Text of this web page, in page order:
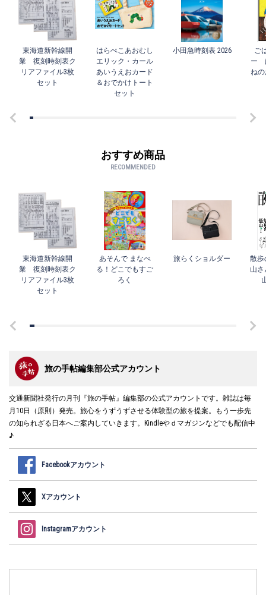
東海道新幹線開
業 復刻時刻表ク
リアファイル3枚
セット
はらぺこあおむし
エリック・カール
あいうえおカード
＆おでかけトート
セット
小田急時刻表 2026
ご
ー
ね
おすすめ商品
RECOMMENDED
東海道新幹線開
業 復刻時刻表ク
リアファイル3枚
セット
あそんで まなべ
る！どこでもすご
ろく
旅らくショルダー
散歩
山さ
旅の手帖編集部公式アカウント
交通新聞社発行の月刊『旅の手帖』編集部の公式アカウントです。雑誌は毎
月10日（原則）発売。旅心をうずうずさせる体験型の旅を提案。もう一歩先
の知られざる日本へご案内していきます。Kindleやｄマガジンなどでも配信中
♪
Facebookアカウント
Xアカウント
Instagramアカウント